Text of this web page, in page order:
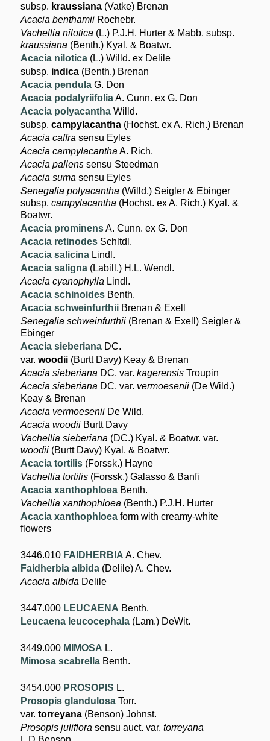
subsp. kraussiana (Vatke) Brenan
Acacia benthamii Rochebr.
Vachellia nilotica (L.) P.J.H. Hurter & Mabb. subsp.
kraussiana (Benth.) Kyal. & Boatwr.
Acacia nilotica (L.) Willd. ex Delile
subsp. indica (Benth.) Brenan
Acacia pendula G. Don
Acacia podalyriifoliaA. Cunn. ex G. Don
Acacia polyacantha Willd.
subsp.campylacantha (Hochst. ex A. Rich.) Brenan
Acacia caffra sensu Eyles
Acacia campylacantha A. Rich.
Acacia pallens sensu Steedman
Acacia suma sensu Eyles
Senegalia polyacantha (Willd.) Seigler & Ebinger
subsp.campylacantha (Hochst. ex A. Rich.) Kyal. &
Boatwr.
Acacia prominensA. Cunn. ex G. Don
Acacia retinodes Schltdl.
Acacia salicina Lindl.
Acacia saligna (Labill.) H.L. Wendl.
Acacia cyanophylla Lindl.
Acacia schinoides Benth.
Acacia schweinfurthii Brenan & Exell
Senegalia schweinfurthii (Brenan & Exell) Seigler &
Ebinger
Acacia sieberiana DC.
var.woodii (Burtt Davy) Keay & Brenan
Acacia sieberiana DC. var.kagerensis Troupin
Acacia sieberiana DC. var. vermoesenii (De Wild.)
Keay & Brenan
Acacia vermoesenii De Wild.
Acacia woodii Burtt Davy
Vachellia sieberiana (DC.) Kyal. & Boatwr. var.
woodii (Burtt Davy) Kyal. & Boatwr.
Acacia tortilis (Forssk.) Hayne
Vachellia tortilis (Forssk.) Galasso & Banfi
Acacia xanthophloea Benth.
Vachellia xanthophloea (Benth.) P.J.H. Hurter
Acacia xanthophloea form with creamy-white
flowers
3446.010 FAIDHERBIA A. Chev.
Faidherbia albida (Delile) A. Chev.
Acacia albida Delile
3447.000 LEUCAENA Benth.
Leucaena leucocephala (Lam.) DeWit.
3449.000 MIMOSA L.
Mimosa scabrella Benth.
3454.000 PROSOPIS L.
Prosopis glandulosa Torr.
var.torreyana (Benson) Johnst.
Prosopis juliflora sensu auct. var.torreyana